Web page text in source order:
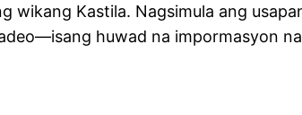
wikang Kastila. Nagsimula ang
huwad na impormasyon